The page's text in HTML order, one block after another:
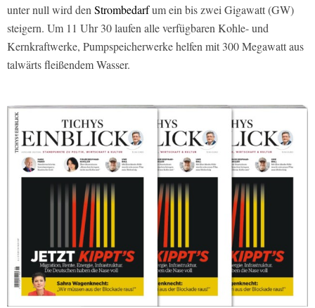
unter null wird denStrombedarfum ein bis zwei Gigawatt (GW)
steigern. Um 11 Uhr 30 laufen alle verfügbaren Kohle- und
Kernkraftwerke, Pumpspeicherwerke helfen mit 300 Megawatt aus
talwärts fleißendem Wasser.